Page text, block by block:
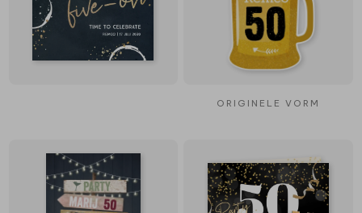
ORIGINELE VORM